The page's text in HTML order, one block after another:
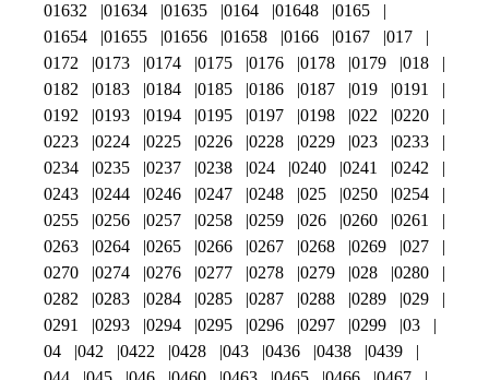
01632
01634 01635 0164 01648
0165
01654
01655 01656 01658 0166 0167
017
0172
0173 0174 0175 0176 0178 0179
018
0182
0183 0184 0185 0186 0187 019
0191
0192
0193 0194 0195 0197 0198 022
0220
0223
0224 0225 0226 0228 0229 023
0233
0234
0235 0237 0238 024 0240 0241
0242
0243
0244 0246 0247 0248 025 0250
0254
0255
0256 0257 0258 0259 026 0260
0261
0263
0264 0265 0266 0267 0268 0269
027
0270
0274 0276 0277 0278 0279 028
0280
0282
0283 0284 0285 0287 0288 0289
029
0291
0293 0294 0295 0296 0297 0299
03
04
042 0422 0428 043 0436 0438
0439